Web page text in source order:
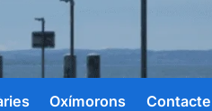
Oxímorons Contacte